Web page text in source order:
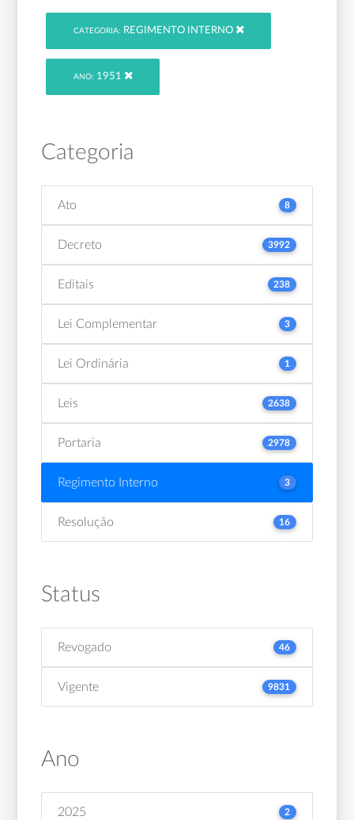
CATEGORIA: REGIMENTO INTERNO
ANO: 1951
Categoria
Ato 8
Decreto 3992
Editais 238
Lei Complementar 3
Lei Ordinária 1
Leis 2638
Portaria 2978
Regimento Interno 3
Resolução 16
Status
Revogado 46
Vigente 9831
Ano
2025 2